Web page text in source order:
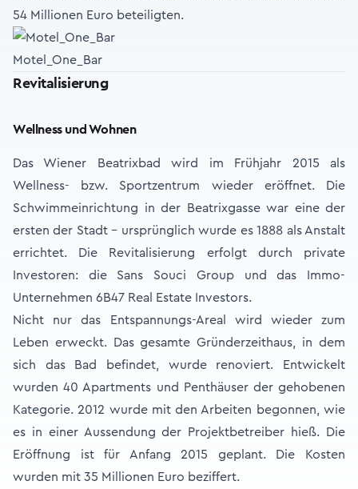
54 Millionen Euro beteiligten.
Motel_One_Bar
Revitalisierung
Wellness und Wohnen
Das Wiener Beatrixbad wird im Frühjahr 2015 als
Wellness- bzw. Sportzentrum wieder eröffnet. Die
Schwimmeinrichtung in der Beatrixgasse war eine der
ersten der Stadt - ursprünglich wurde es 1888 als Anstalt
errichtet. Die Revitalisierung erfolgt durch private
Investoren: die Sans Souci Group und das Immo-
Unternehmen 6B47 Real Estate Investors.
Nicht nur das Entspannungs-Areal wird wieder zum
Leben erweckt. Das gesamte Gründerzeithaus, in dem
sich das Bad befindet, wurde renoviert. Entwickelt
wurden 40 Apartments und Penthäuser der gehobenen
Kategorie. 2012 wurde mit den Arbeiten begonnen, wie
es in einer Aussendung der Projektbetreiber hieß. Die
Eröffnung ist für Anfang 2015 geplant. Die Kosten
wurden mit 35 Millionen Euro beziffert.